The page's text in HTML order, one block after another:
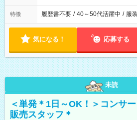
特徴 履歴書不要 / 40～50代活躍中 / 服
気になる！ 応募する
未読
＜単発＊1日～OK！＞コンサ
販売スタッフ＊